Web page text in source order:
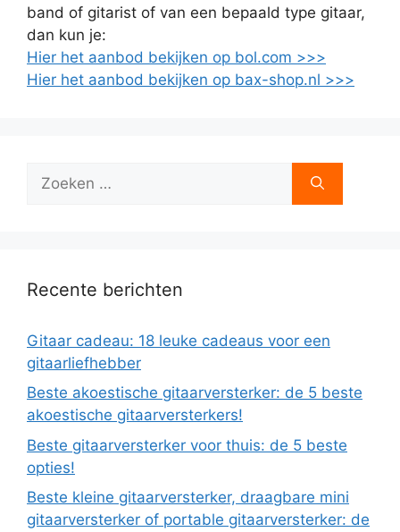
band of gitarist of van een bepaald type gitaar,
dan kun je:
Hier het aanbod bekijken op bol.com >>>
Hier het aanbod bekijken op bax-shop.nl >>>
naar:
Recente berichten
Gitaar cadeau: 18 leuke cadeaus voor een
gitaarliefhebber
Beste akoestische gitaarversterker: de 5 beste
akoestische gitaarversterkers!
Beste gitaarversterker voor thuis: de 5 beste
opties!
Beste kleine gitaarversterker, draagbare mini
gitaarversterker of portable gitaarversterker: de